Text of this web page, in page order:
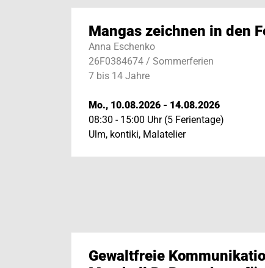
Mangas zeichnen in den
Anna Eschenko
26F0384674 / Sommerferien
7 bis 14 Jahre
Mo., 10.08.2026 - 14.08.2026
08:30 - 15:00 Uhr (5 Ferientage)
Ulm, kontiki, Malatelier
Gewaltfreie